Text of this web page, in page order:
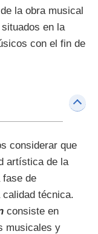
la obra musical
en la
con el fin de
considerar que
artística de la
fase de
técnica.
consiste en
musicales y